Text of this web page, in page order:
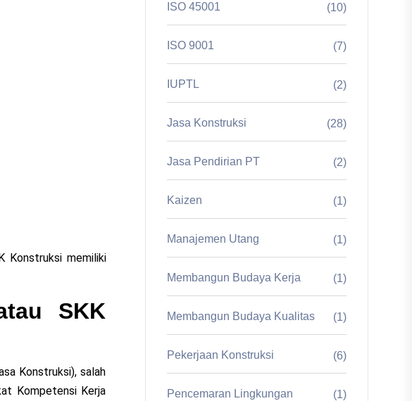
Konstruksi memiliki
SKK
Konstruksi), salah
Kompetensi Kerja
ISO 45001 (10)
ISO 9001 (7)
IUPTL (2)
Jasa Konstruksi (28)
Jasa Pendirian PT (2)
Kaizen (1)
Manajemen Utang (1)
Membangun Budaya Kerja (1)
Membangun Budaya Kualitas (1)
Pekerjaan Konstruksi (6)
Pencemaran Lingkungan (1)